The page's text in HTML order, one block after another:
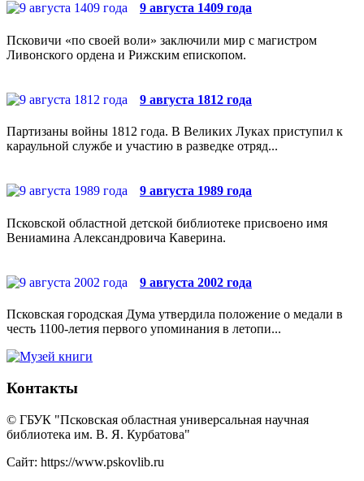
9 августа 1409 года
Псковичи «по своей воли» заключили мир с магистром
Ливонского ордена и Рижским епископом.
9 августа 1812 года
Партизаны войны 1812 года. В Великих Луках приступил к
караульной службе и участию в разведке отряд...
9 августа 1989 года
Псковской областной детской библиотеке присвоено имя
Вениамина Александровича Каверина.
9 августа 2002 года
Псковская городская Дума утвердила положение о медали в
честь 1100-летия первого упоминания в летопи...
Контакты
© ГБУК "Псковская областная универсальная научная
библиотека им. В. Я. Курбатова"
Сайт: https://www.pskovlib.ru